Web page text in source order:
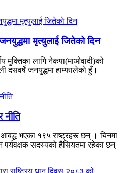
मृत्युलाई जितेको दिन
मुक्तिका लागि नेकपा(माओवादी)को
दसवर्षे जनयुद्धमा हाम्फालेको हुँ।
नीति
भएका १९५ राष्ट्रहरू छन् । यिनमा
पर्यवक्षक सदस्यको हैसियतमा रहेका छन्